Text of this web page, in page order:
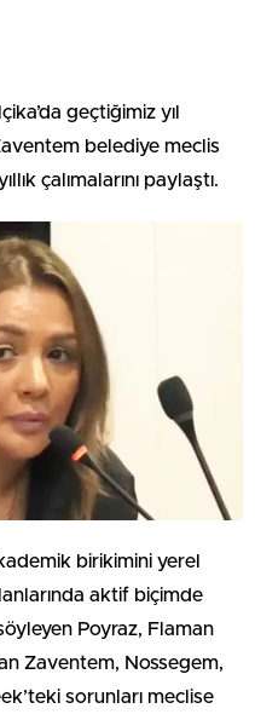
geçtiğimiz yıl
belediye meclis
çalımalarını paylaştı.
birikimini yerel
aktif biçimde
Poyraz, Flaman
Zaventem, Nossegem,
sorunları meclise